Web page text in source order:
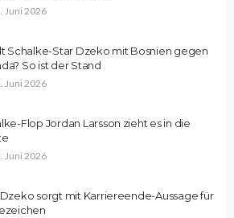
Juni 2026
Schalke-Star Dzeko mit Bosnien gegen
So ist der Stand
Juni 2026
Flop Jordan Larsson zieht es in die
Juni 2026
Dzeko sorgt mit Karriereende-Aussage für